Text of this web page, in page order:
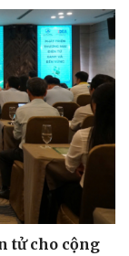
tử cho cộng